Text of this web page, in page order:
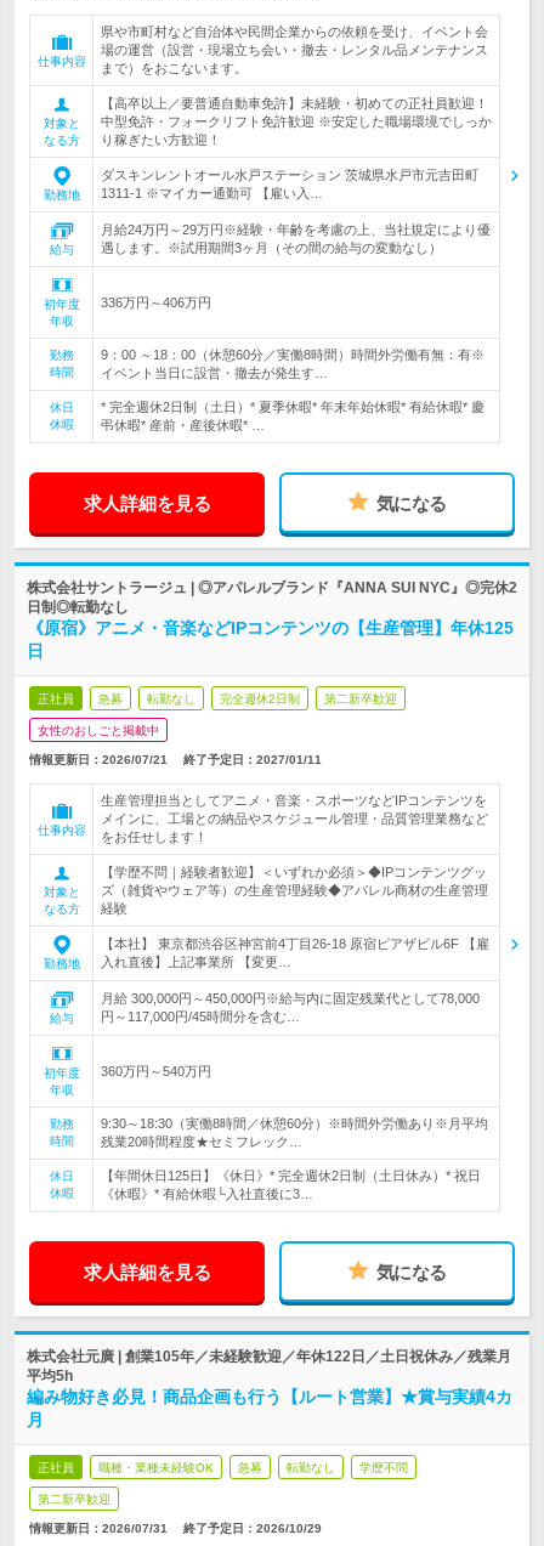
仕事内容
県や市町村など自治体や民間企業からの依頼を受け、イベント会
場の運営（設営・現場立ち会い・撤去・レンタル品メンテナンス
まで）をおこないます。
対象と
なる方
【高卒以上／要普通自動車免許】未経験・初めての正社員歓迎！
中型免許・フォークリフト免許歓迎 ※安定した職場環境でしっか
り稼ぎたい方歓迎！
勤務地
ダスキンレントオール水戸ステーション 茨城県水戸市元吉田町
1311-1 ※マイカー通勤可 【雇い入…
給与
月給24万円～29万円※経験・年齢を考慮の上、当社規定により優
遇します。※試用期間3ヶ月（その間の給与の変動なし）
初年度
年収
336万円～406万円
勤務
時間
9：00 ～18：00（休憩60分／実働8時間）時間外労働有無：有※
イベント当日に設営・撤去が発生す…
休日
休暇
* 完全週休2日制（土日）* 夏季休暇* 年末年始休暇* 有給休暇* 慶
弔休暇* 産前・産後休暇* …
求人詳細を見る 気になる
株式会社サントラージュ | ◎アパレルブランド『ANNA SUI NYC』◎完休2
日制◎転勤なし
《原宿》アニメ・音楽などIPコンテンツの【生産管理】年休125
日
正社員 急募 転勤なし 完全週休2日制 第二新卒歓迎
女性のおしごと掲載中
情報更新日：2026/07/21 終了予定日： 2027/01/11
仕事内容
生産管理担当としてアニメ・音楽・スポーツなどIPコンテンツを
メインに、工場との納品やスケジュール管理・品質管理業務など
をお任せします！
対象と
なる方
【学歴不問｜経験者歓迎】＜いずれか必須＞◆IPコンテンツグッ
ズ（雑貨やウェア等）の生産管理経験◆アパレル商材の生産管理
経験
勤務地
【本社】 東京都渋谷区神宮前4丁目26-18 原宿ピアザビル6F 【雇
入れ直後】上記事業所 【変更…
給与
月給 300,000円～450,000円※給与内に固定残業代として78,000
円～117,000円/45時間分を含む…
初年度
年収
360万円～540万円
勤務
時間
9:30～18:30（実働8時間／休憩60分）※時間外労働あり※月平均
残業20時間程度★セミフレック…
休日
休暇
【年間休日125日】《休日》* 完全週休2日制（土日休み）* 祝日
《休暇》* 有給休暇└入社直後に3…
求人詳細を見る 気になる
株式会社元廣 | 創業105年／未経験歓迎／年休122日／土日祝休み／残業月
平均5h
編み物好き必見！商品企画も行う【ルート営業】★賞与実績4カ
月
正社員 職種・業種未経験OK 急募 転勤なし 学歴不問
第二新卒歓迎
情報更新日：2026/07/31 終了予定日： 2026/10/29